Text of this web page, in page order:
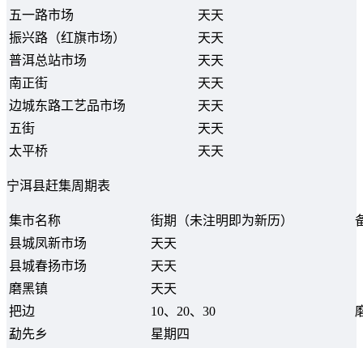
五一路市场
天天
振兴路（红旗市场）
天天
普洱总站市场
天天
南正街
天天
边城东路工艺品市场
天天
五街
天天
太平桥
天天
宁洱县赶集周期表
集市名称 街期（未注明即为新历）
县城凤新市场
天天
县城春扬市场
天天
磨黑镇
天天
把边
10、20、30
勐先乡
星期四